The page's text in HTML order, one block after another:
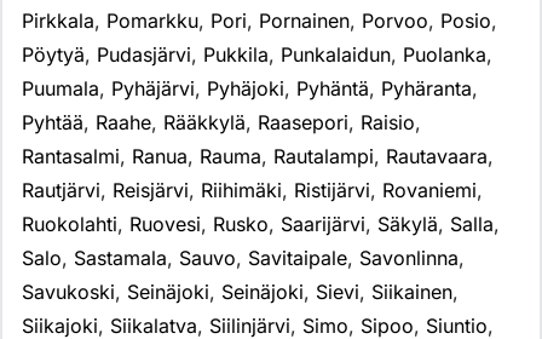
Pirkkala, Pomarkku, Pori, Pornainen, Porvoo, Posio,
Pöytyä, Pudasjärvi, Pukkila, Punkalaidun, Puolanka,
Puumala, Pyhäjärvi, Pyhäjoki, Pyhäntä, Pyhäranta,
Pyhtää, Raahe, Rääkkylä, Raasepori, Raisio,
Rantasalmi, Ranua, Rauma, Rautalampi, Rautavaara,
Rautjärvi, Reisjärvi, Riihimäki, Ristijärvi, Rovaniemi,
Ruokolahti, Ruovesi, Rusko, Saarijärvi, Säkylä, Salla,
Salo, Sastamala, Sauvo, Savitaipale, Savonlinna,
Savukoski, Seinäjoki, Seinäjoki, Sievi, Siikainen,
Siikajoki, Siikalatva, Siilinjärvi, Simo, Sipoo, Siuntio,